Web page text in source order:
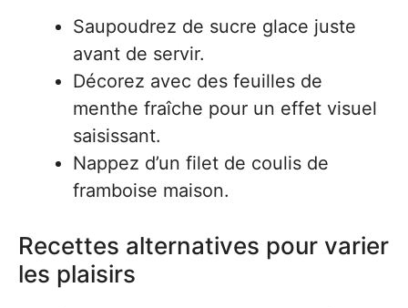
Saupoudrez de sucre glace juste
avant de servir.
Décorez avec des feuilles de
menthe fraîche pour un effet visuel
saisissant.
Nappez d’un filet de coulis de
framboise maison.
Recettes alternatives pour varier
les plaisirs